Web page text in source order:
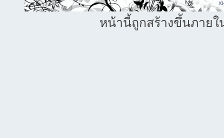
หน้านี้ถูกสร้างขึ้นภายใ